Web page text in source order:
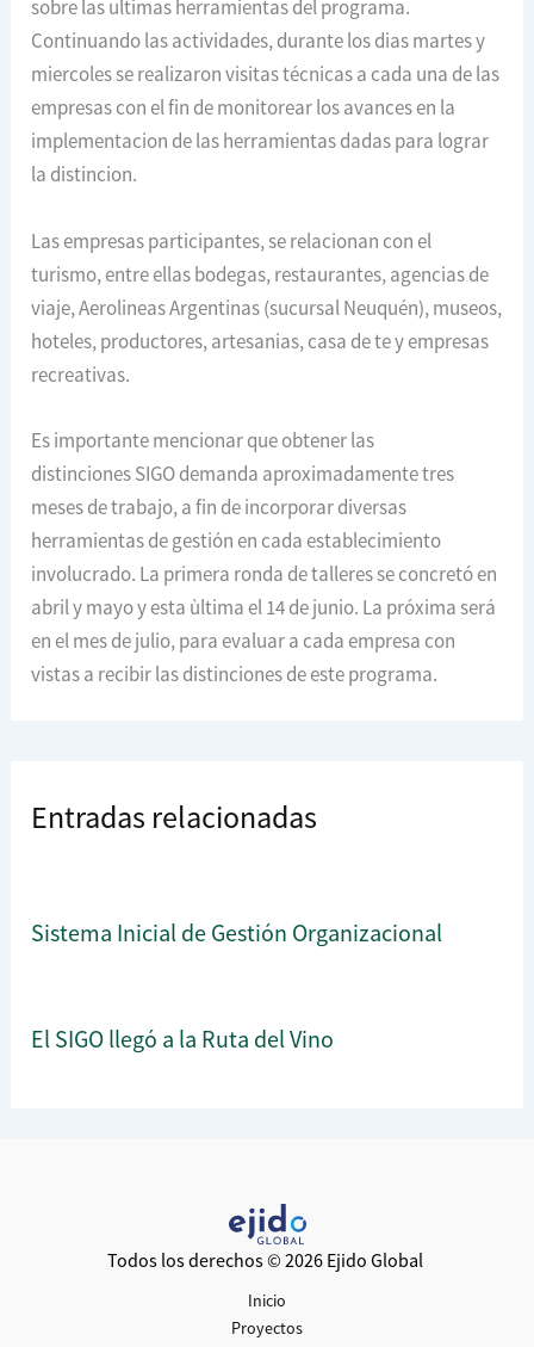
sobre las ultimas herramientas del programa.
Continuando las actividades, durante los dias martes y
miercoles se realizaron visitas técnicas a cada una de las
empresas con el fin de monitorear los avances en la
implementacion de las herramientas dadas para lograr
la distincion.
Las empresas participantes, se relacionan con el
turismo, entre ellas bodegas, restaurantes, agencias de
viaje, Aerolineas Argentinas (sucursal Neuquén), museos,
hoteles, productores, artesanias, casa de te y empresas
recreativas.
Es importante mencionar que obtener las
distinciones SIGO demanda aproximadamente tres
meses de trabajo, a fin de incorporar diversas
herramientas de gestión en cada establecimiento
involucrado. La primera ronda de talleres se concretó en
abril y mayo y esta ùltima el 14 de junio. La próxima será
en el mes de julio, para evaluar a cada empresa con
vistas a recibir las distinciones de este programa.
Entradas relacionadas
Sistema Inicial de Gestión Organizacional
El SIGO llegó a la Ruta del Vino
Todos los derechos © 2026 Ejido Global
Inicio
Proyectos